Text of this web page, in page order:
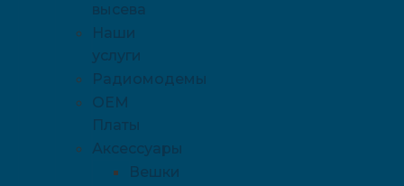
высева
Наши
услуги
Радиомодемы
OEM
Платы
Аксессуары
Вешки